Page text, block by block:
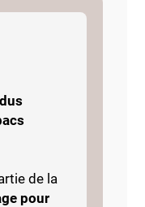
de la
pour